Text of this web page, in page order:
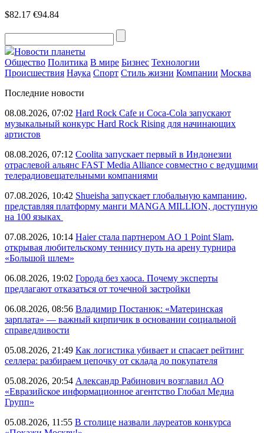
$82.17 €94.84
Новости планеты
Общество Политика В мире Бизнес Технологии
Происшествия Наука Спорт Стиль жизни Компании Москва
Последние новости
08.08.2026, 07:02 Hard Rock Cafe и Coca-Cola запускают
музыкальный конкурс Hard Rock Rising для начинающих
артистов
08.08.2026, 07:12 Coolita запускает первый в Индонезии
отраслевой альянс FAST Media Alliance совместно с ведущими
телерадиовещательными компаниями
07.08.2026, 10:42 Shueisha запускает глобальную кампанию,
представляя платформу манги MANGA MILLION, доступную
на 100 языках
07.08.2026, 10:14 Haier стала партнером AO 1 Point Slam,
открывая любительскому теннису путь на арену турнира
«Большой шлем»
06.08.2026, 19:02 Города без хаоса. Почему эксперты
предлагают отказаться от точечной застройки
06.08.2026, 08:56 Владимир Постанюк: «Материнская
зарплата» — важный кирпичик в основании социальной
справедливости
05.08.2026, 21:49 Как логистика убивает и спасает рейтинг
селлера: разбираем цепочку от склада до покупателя
05.08.2026, 20:54 Александр Рабинович возглавил АО
«Евразийское информационное агентство Глобал Медиа
Групп»
05.08.2026, 11:55 В столице назвали лауреатов конкурса